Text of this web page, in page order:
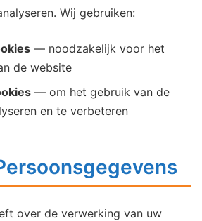
Wij gebruiken:
— noodzakelijk voor het
de website
— om het gebruik van de
en te verbeteren
over de verwerking van uw